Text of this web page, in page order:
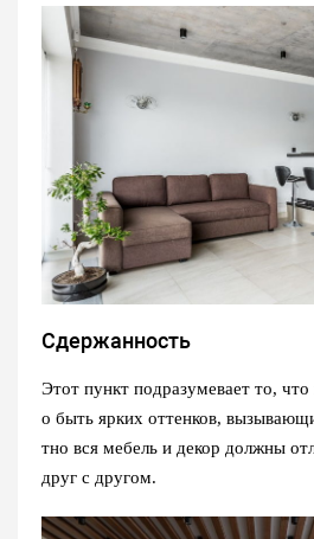
Сдержанность
Этот пункт подразумевает то,
о быть ярких оттенков,
тно вся мебель и декор должны
друг с другом.